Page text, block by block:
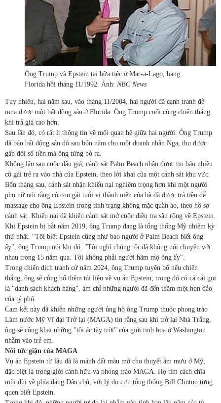
Ông Trump và Epstein tại bữa tiệc ở Mar-a-Lago, bang
Florida hồi tháng 11/1992. Ảnh: NBC News
Tuy nhiên, hai năm sau, vào tháng 11/2004, hai người đã cạnh tranh để
mua được một bất động sản ở Florida. Ông Trump cuối cùng chiến thắng
khi trả giá cao hơn.
Sau lần đó, có rất ít thông tin về mối quan hệ giữa hai người. Ông Trump
đã bán bất động sản đó sau bốn năm cho một doanh nhân Nga, thu được
gấp đôi số tiền mà ông từng bỏ ra.
Không lâu sau cuộc đấu giá, cảnh sát Palm Beach nhận được tin báo nhiều
cô gái trẻ ra vào nhà của Epstein, theo lời khai của một cảnh sát khu vực.
Bốn tháng sau, cảnh sát nhận khiếu nại nghiêm trọng hơn khi một người
phụ nữ nói rằng cô con gái tuổi vị thành niên của bà đã được trả tiền để
massage cho ông Epstein trong tình trạng không mặc quần áo, theo hồ sơ
cảnh sát. Khiếu nại đã khiến cảnh sát mở cuộc điều tra sâu rộng về Epstein.
Khi Epstein bị bắt năm 2019, ông Trump đang là tổng thống Mỹ nhiệm kỳ
thứ nhất. "Tôi biết Epstein cũng như bao người ở Palm Beach biết ông
ấy", ông Trump nói khi đó. "Tôi nghĩ chúng tôi đã không nói chuyện với
nhau trong 15 năm qua. Tôi không phải người hâm mộ ông ấy".
Trong chiến dịch tranh cử năm 2024, ông Trump tuyên bố nếu chiến
thắng, ông sẽ công bố thêm tài liệu về vụ án Epstein, trong đó có cả cái gọi
là "danh sách khách hàng", ám chỉ những người đã đến thăm một hòn đảo
của tỷ phú.
Cam kết này đã khiến những người ủng hộ ông Trump thuộc phong trào
Làm nước Mỹ Vĩ đại Trở lại (MAGA) tin rằng sau khi trở lại Nhà Trắng,
ông sẽ công khai những "tội ác tày trời" của giới tinh hoa ở Washington
nhắm vào trẻ em.
Nỗi tức giận của MAGA
Vụ án Epstein từ lâu đã là mảnh đất màu mỡ cho thuyết âm mưu ở Mỹ,
đặc biệt là trong giới cánh hữu và phong trào MAGA. Họ tìm cách chĩa
mũi dùi về phía đảng Dân chủ, với lý do cựu tổng thống Bill Clinton từng
quen biết Epstein.